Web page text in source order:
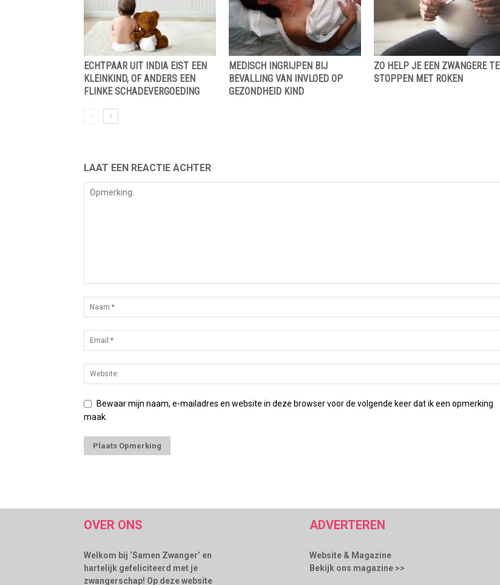
ECHTPAAR UIT INDIA EIST EEN
KLEINKIND, OF ANDERS EEN
FLINKE SCHADEVERGOEDING
MEDISCH INGRIJPEN BIJ
BEVALLING VAN INVLOED OP
GEZONDHEID KIND
ZO HELP JE EEN ZWANGERE TE
STOPPEN MET ROKEN
LAAT EEN REACTIE ACHTER
Bewaar mijn naam, e-mailadres en website in deze browser voor de volgende keer dat ik een opmerking
maak.
OVER ONS
Welkom bij ‘Samen Zwanger’ en
hartelijk gefeliciteerd met je
zwangerschap! Op deze website
ADVERTEREN
Website & Magazine
Bekijk ons magazine >>